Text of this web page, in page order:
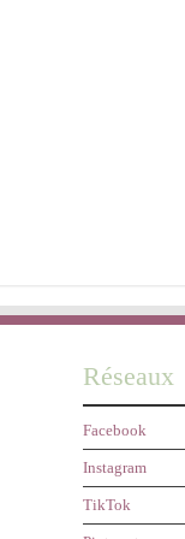
Réseaux
Facebook
Instagram
TikTok